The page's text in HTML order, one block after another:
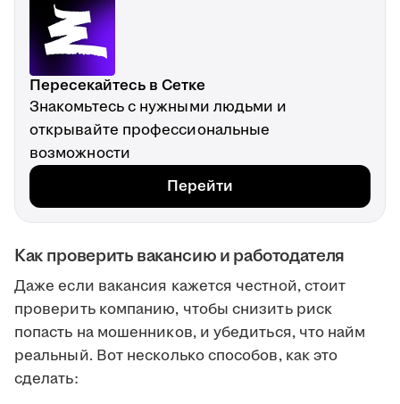
Пересекайтесь в Сетке
Знакомьтесь с нужными людьми и
открывайте профессиональные
возможности
Перейти
Как проверить вакансию и работодателя
Даже если вакансия кажется честной, стоит
проверить компанию, чтобы снизить риск
попасть на мошенников, и убедиться, что найм
реальный. Вот несколько способов, как это
сделать: